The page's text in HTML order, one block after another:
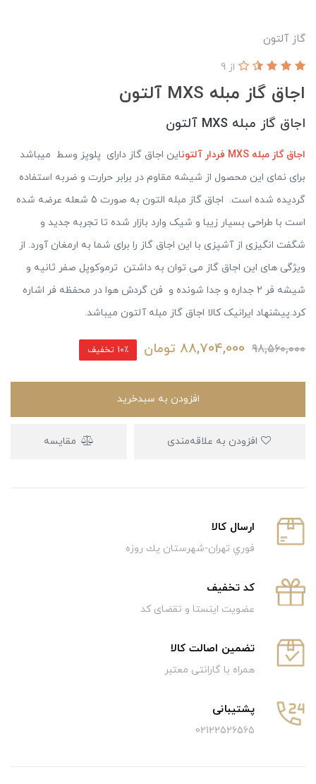
گاز آلتون
اجاق گاز مبله MXS آلتون
از 9
اجاق گاز مبله MXS آلتون
اجاق گاز مبله MXS فردار آلتون
این اجاق گاز دارای پلوپز وسط میباشد
برای نمای این محصول از شیشه مقاوم در برابر حرارت و ضربه استفاده
گردیده شده است. اجاق گاز مبله التون به صورت 5 شعله عرضه شده
است با طراحی بسیار زیبا و شیک وارد بازار شده تا تجربه جدید و
شگفت انگیزی از آشپزی با این اجاق گاز را برای شما به ارمغان آورد. از
ویژگی های این اجاق گاز می توان به داشتن ترموکوپل صفر ثانیه و
شیشه فر 2 جداره و جدا شونده و فن گردش هوا در محفظه فر اشاره
کرد.پیشنهاد ایرانیک کالا اجاق گاز مبله آلتون میباشد.
98,560,000
88,704,000 تومان 10٪ تخفیف
افزودن به سبدخرید
مقایسه
ارسال كالا
فوري تهران-شهرستان يك روزه
كد تخفيف
عضویت اینستا و تقضای کد
تضمین اصالت کالا
همراه با گارانتی معتبر
پشتیبانی
02122526565